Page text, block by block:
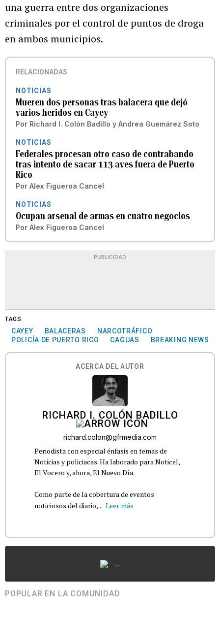
una guerra entre dos organizaciones
criminales por el control de puntos de droga
en ambos municipios.
RELACIONADAS
NOTICIAS
Mueren dos personas tras balacera que dejó
varios heridos en Cayey
Por Richard I. Colón Badillo y Andrea Guemárez Soto
NOTICIAS
Federales procesan otro caso de contrabando
tras intento de sacar 113 aves fuera de Puerto
Rico
Por Alex Figueroa Cancel
NOTICIAS
Ocupan arsenal de armas en cuatro negocios
Por Alex Figueroa Cancel
PUBLICIDAD
TAGS
CAYEY BALACERAS
NARCOTRÁFICO
POLICÍA DE PUERTO RICO
CAGUAS BREAKING NEWS
ACERCA DEL AUTOR
RICHARD I. COLÓN BADILLO
richard.colon@gfrmedia.com
Periodista con especial énfasis en temas de
Noticias y policiacas. Ha laborado para Noticel,
El Vocero y, ahora, El Nuevo Día.
Como parte de la cobertura de eventos
noticiosos del diario,... Leer más
...
POPULAR EN LA COMUNIDAD